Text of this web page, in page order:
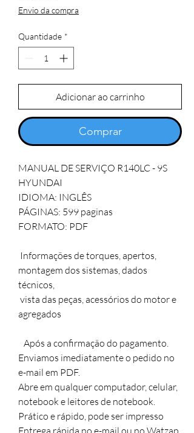
Envio da compra
Quantidade *
Adicionar ao carrinho
Comprar
MANUAL DE SERVIÇO R140LC - 9S
HYUNDAI
IDIOMA: INGLÊS
PÁGINAS: 599 paginas
FORMATO: PDF
Informações de torques, apertos,
montagem dos sistemas, dados
técnicos,
vista das peças, acessórios do motor e
agregados
Após a confirmação do pagamento.
Enviamos imediatamente o pedido no
e-mail em PDF.
Abre em qualquer computador, celular,
notebook e leitores de notebook.
Prático e rápido, pode ser impresso
Entrega rápida no e-mail ou no Watzap,